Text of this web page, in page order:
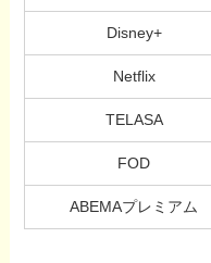
Disney+
Netflix
TELASA
FOD
ABEMAプレミアム